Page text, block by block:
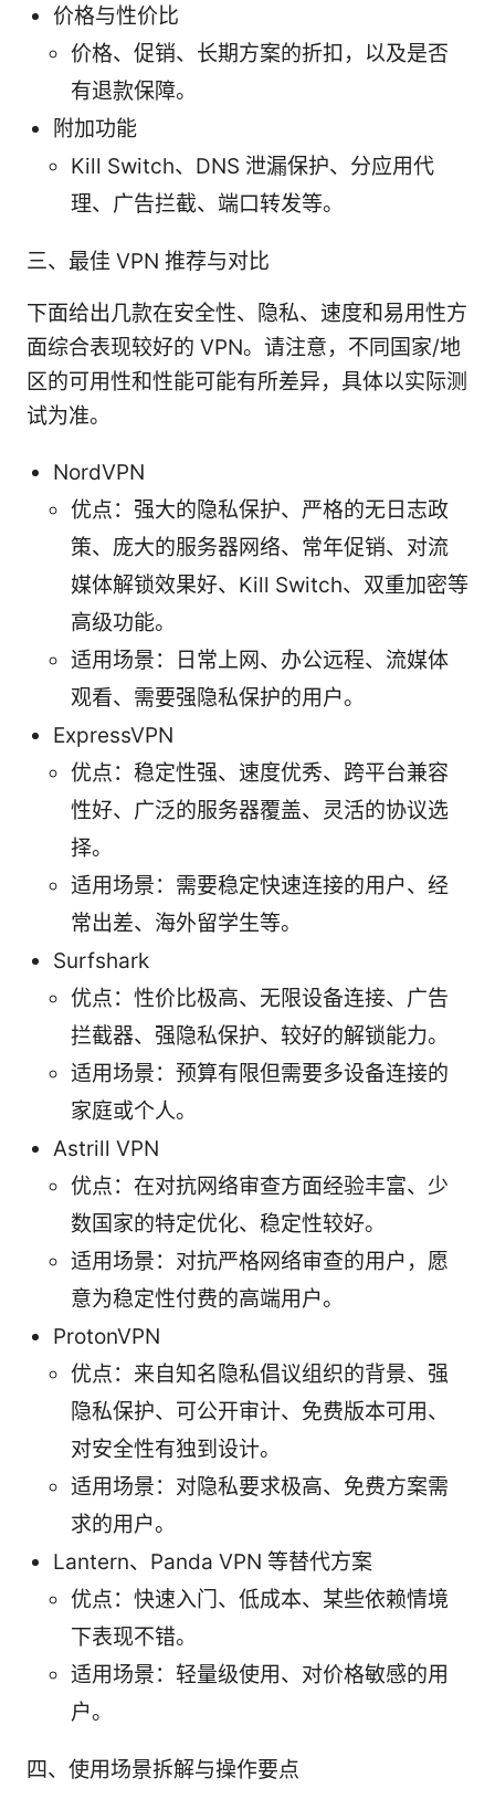
价格与性价比
价格、促销、长期方案的折扣，以及是否
有退款保障。
附加功能
Kill Switch、DNS 泄漏保护、分应用代
理、广告拦截、端口转发等。
三、最佳 VPN 推荐与对比
下面给出几款在安全性、隐私、速度和易用性方
面综合表现较好的 VPN。请注意，不同国家/地
区的可用性和性能可能有所差异，具体以实际测
试为准。
NordVPN
优点：强大的隐私保护、严格的无日志政
策、庞大的服务器网络、常年促销、对流
媒体解锁效果好、Kill Switch、双重加密等
高级功能。
适用场景：日常上网、办公远程、流媒体
观看、需要强隐私保护的用户。
ExpressVPN
优点：稳定性强、速度优秀、跨平台兼容
性好、广泛的服务器覆盖、灵活的协议选
择。
适用场景：需要稳定快速连接的用户、经
常出差、海外留学生等。
Surfshark
优点：性价比极高、无限设备连接、广告
拦截器、强隐私保护、较好的解锁能力。
适用场景：预算有限但需要多设备连接的
家庭或个人。
Astrill VPN
优点：在对抗网络审查方面经验丰富、少
数国家的特定优化、稳定性较好。
适用场景：对抗严格网络审查的用户，愿
意为稳定性付费的高端用户。
ProtonVPN
优点：来自知名隐私倡议组织的背景、强
隐私保护、可公开审计、免费版本可用、
对安全性有独到设计。
适用场景：对隐私要求极高、免费方案需
求的用户。
Lantern、Panda VPN 等替代方案
优点：快速入门、低成本、某些依赖情境
下表现不错。
适用场景：轻量级使用、对价格敏感的用
户。
四、使用场景拆解与操作要点